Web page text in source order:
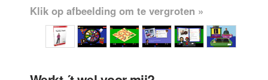
Klik op afbeelding om te vergroten »